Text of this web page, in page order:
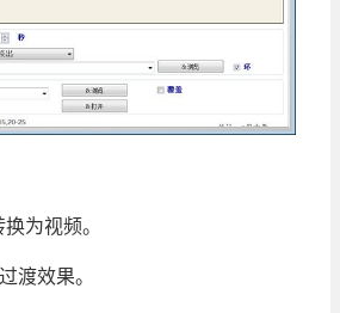
视频。
效果。